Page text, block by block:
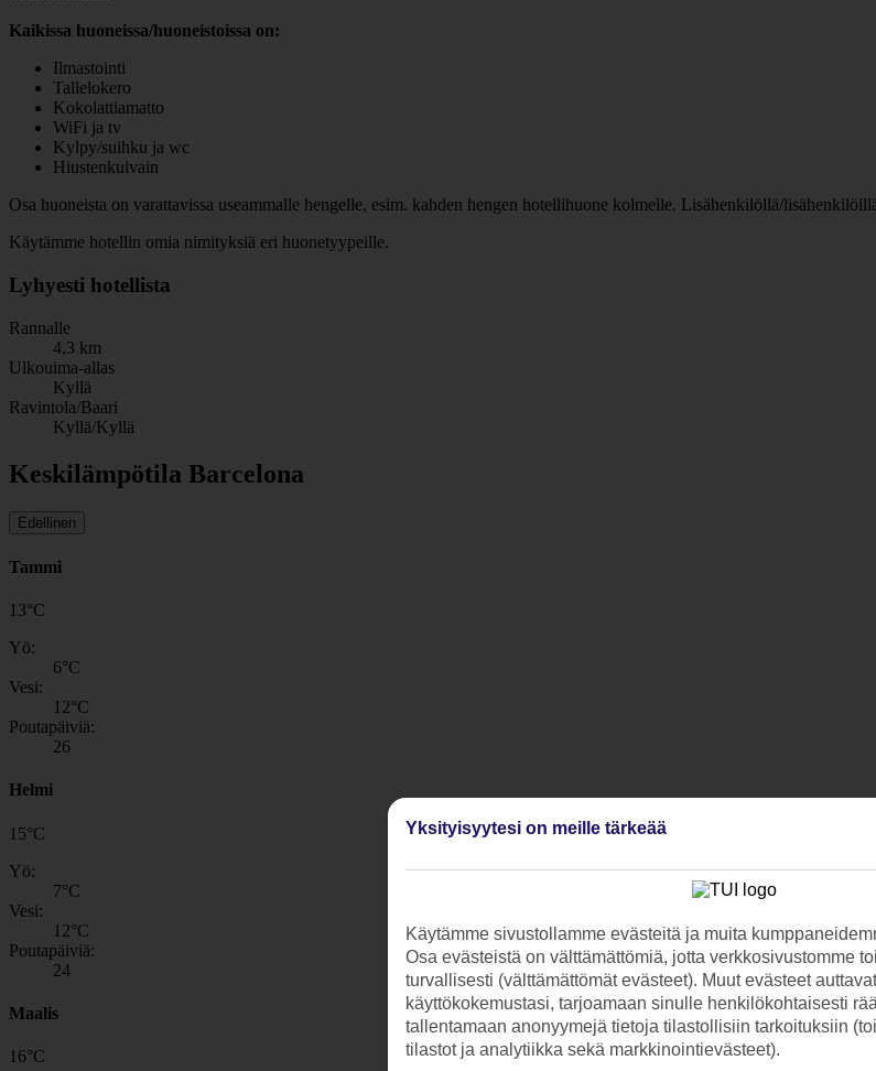
Kaikissa huoneissa/huoneistoissa on:
Ilmastointi
Tallelokero
Kokolattiamatto
WiFi ja tv
Kylpy/suihku ja wc
Hiustenkuivain
Osa huoneista on varattavissa useammalle hengelle, esim. kahden hengen hotellihuone kolmelle. Lisähenkilöllä/
Käytämme hotellin omia nimityksiä eri huonetyypeille.
Lyhyesti hotellista
Rannalle
4,3 km
Ulkouima-allas
Kyllä
Ravintola/Baari
Kyllä/Kyllä
Keskilämpötila Barcelona
Edellinen
Tammi
13°C
Yö:
6°C
Vesi:
12°C
Poutapäiviä:
26
Helmi
15°C
Yö:
7°C
Vesi:
12°C
Poutapäiviä:
24
Maalis
16°C
Yksityisyytesi on meille tärkeää
Käytämme sivustollamme evästeitä ja muita
Osa evästeistä on välttämättömiä, jotta verkkosivustomme
turvallisesti (välttämättömät evästeet). Muut evästeet
käyttökokemustasi, tarjoamaan sinulle henkilökohtaisesti
tallentamaan anonyymejä tietoja tilastollisiin tarkoituksiin
tilastot ja analytiikka sekä markkinointievästeet).